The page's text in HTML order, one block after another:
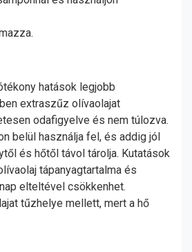
hatások legjobb
extraszűz olívaolajat
odafigyelve és nem túlozva.
belül használja fel, és addig jól
és hőtől távol tárolja. Kutatások
tápanyagtartalma és
elteltével csökkenhet.
tűzhelye mellett, mert a hő